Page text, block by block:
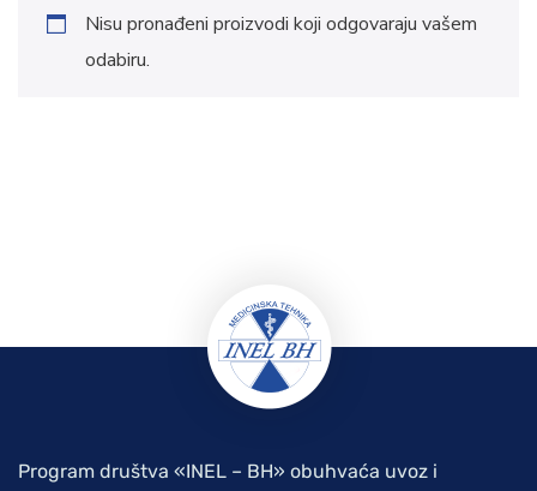
Nisu pronađeni proizvodi koji odgovaraju vašem
odabiru.
Program društva «INEL – BH» obuhvaća uvoz i